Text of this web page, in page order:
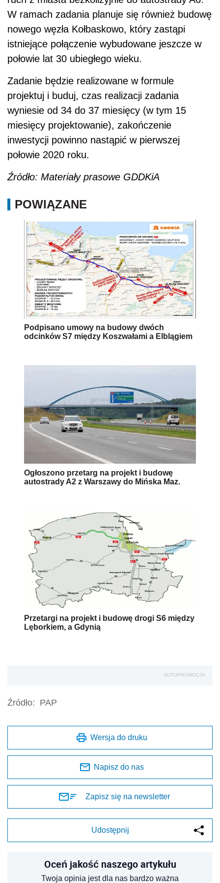
W ramach zadania planuje się również budowę
nowego węzła Kołbaskowo, który zastąpi
istniejące połączenie wybudowane jeszcze w
połowie lat 30 ubiegłego wieku.
Zadanie będzie realizowane w formule
projektuj i buduj, czas realizacji zadania
wyniesie od 34 do 37 miesięcy (w tym 15
miesięcy projektowanie), zakończenie
inwestycji powinno nastąpić w pierwszej
połowie 2020 roku.
Źródło: Materiały prasowe GDDKiA
POWIĄZANE
Podpisano umowy na budowy dwóch
odcinków S7 między Koszwałami a Elblągiem
Ogłoszono przetarg na projekt i budowę
autostrady A2 z Warszawy do Mińska Maz.
Przetargi na projekt i budowę drogi S6 między
Lęborkiem, a Gdynią
AUTOPROMOCJA
Źródło: PAP
Wersja do druku
Napisz do nas
Zapisz się na newsletter
Udostępnij
Oceń jakość naszego artykułu
Twoja opinia jest dla nas bardzo ważna